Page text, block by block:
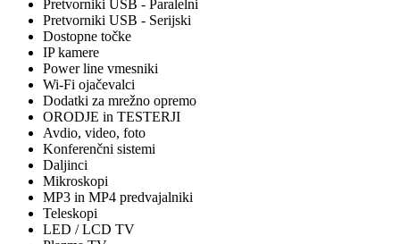
Pretvorniki USB - Paralelni
Pretvorniki USB - Serijski
Dostopne točke
IP kamere
Power line vmesniki
Wi-Fi ojačevalci
Dodatki za mrežno opremo
ORODJE in TESTERJI
Avdio, video, foto
Konferenčni sistemi
Daljinci
Mikroskopi
MP3 in MP4 predvajalniki
Teleskopi
LED / LCD TV